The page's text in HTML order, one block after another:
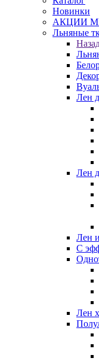
Новинки
АКЦИИ
Льняные
Лен
Лен
Лен
С
Лен